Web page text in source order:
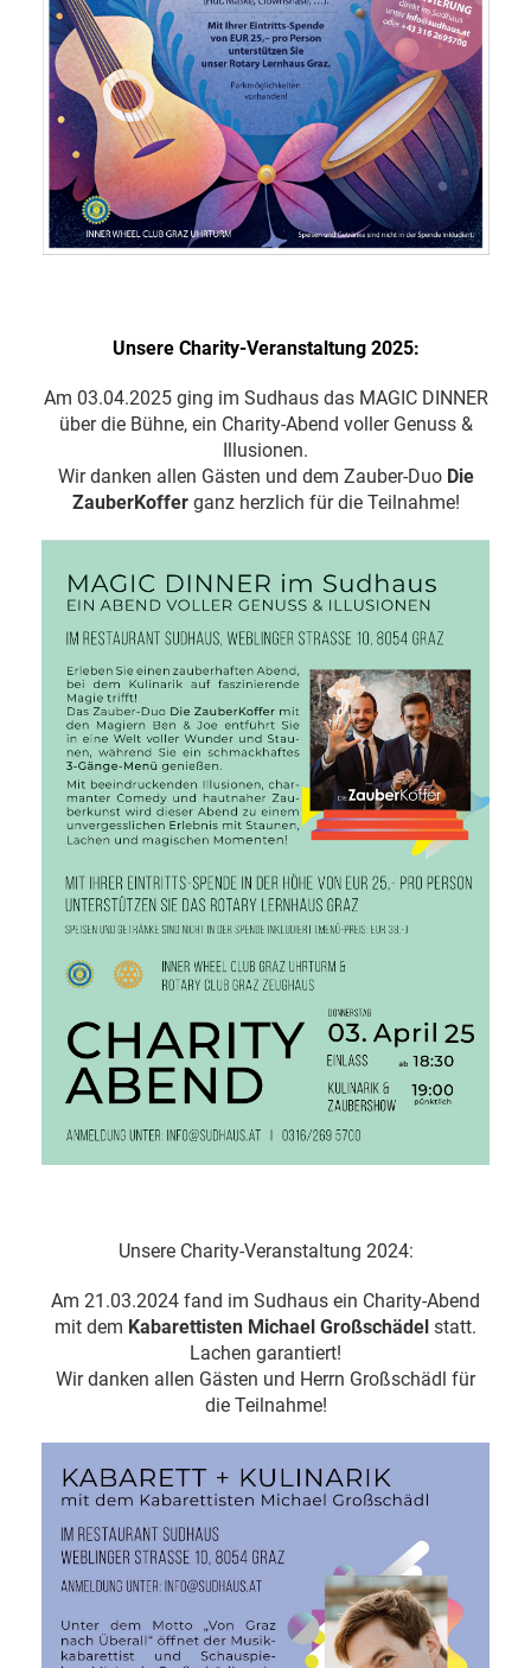
Unsere Charity-Veranstaltung 2025:
Am 03.04.2025 ging im Sudhaus das MAGIC DINNER
über die Bühne, ein Charity-Abend voller Genuss &
Illusionen.
Wir danken allen Gästen und dem Zauber-Duo Die
ZauberKofferganz herzlich für die Teilnahme!
Unsere Charity-Veranstaltung 2024:
Am 21.03.2024 fand im Sudhaus ein Charity-Abend
mit dem Kabarettisten Michael Großschädel statt.
Lachen garantiert!
Wir danken allen Gästen und Herrn Großschädl für
die Teilnahme!